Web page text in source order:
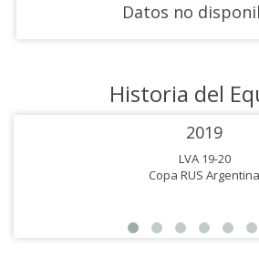
Datos no
Historia del
2019
LVA 19-20
Copa RUS Argentina